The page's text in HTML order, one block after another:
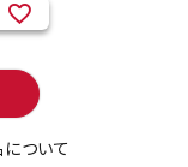
ついて